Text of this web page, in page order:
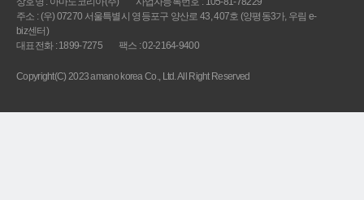
주소 : (우) 07270 서울특별시 영등포구 양산로 43, 407호 (양평동3가, 우림 e-
biz센터)
대표전화 : 1899-7275
팩스 : 02-2164-9400
Copyright(C) 2023 amano korea Co., Ltd. All Right Reserved